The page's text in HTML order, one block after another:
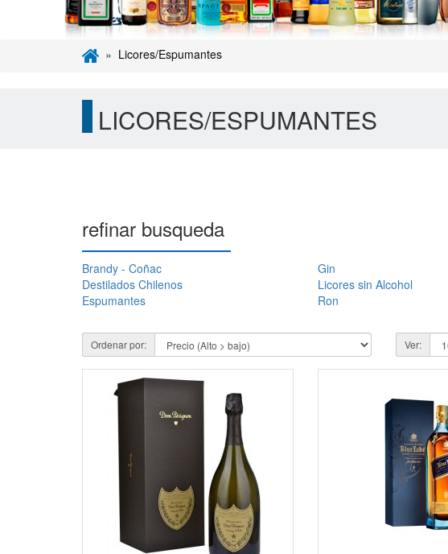
Licores/Espumantes
LICORES/ESPUMANTES
refinar busqueda
Brandy - Coñac
Destilados Chilenos
Espumantes
Gin
Licores sin Alcohol
Ron
Ordenar por: Ver: